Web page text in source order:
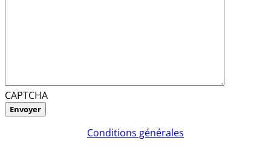
CAPTCHA
Conditions générales